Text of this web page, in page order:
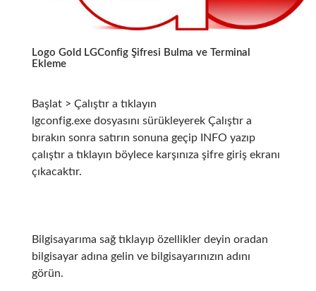
Logo Gold LGConfig Şifresi Bulma ve Terminal
Ekleme
Başlat > Çalıştır a tıklayın
lgconfig.exe dosyasını sürükleyerek Çalıştır a
bırakın sonra satırın sonuna geçip INFO yazıp
çalıştır a tıklayın böylece karşınıza şifre giriş ekranı
çıkacaktır.
Bilgisayarıma sağ tıklayıp özellikler deyin oradan
bilgisayar adına gelin ve bilgisayarınızın adını
görün.